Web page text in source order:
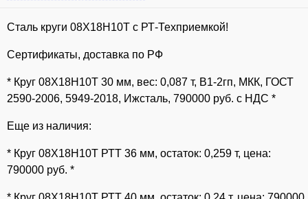
Сталь круги 08Х18Н10Т с РТ-Техприемкой!
Сертификаты, доставка по РФ
* Круг 08Х18Н10Т 30 мм, вес: 0,087 т, В1-2гп, МКК, ГОСТ
2590-2006, 5949-2018, Ижсталь, 790000 руб. с НДС *
Еще из наличия:
* Круг 08Х18Н10Т РТТ 36 мм, остаток: 0,259 т, цена:
790000 руб. *